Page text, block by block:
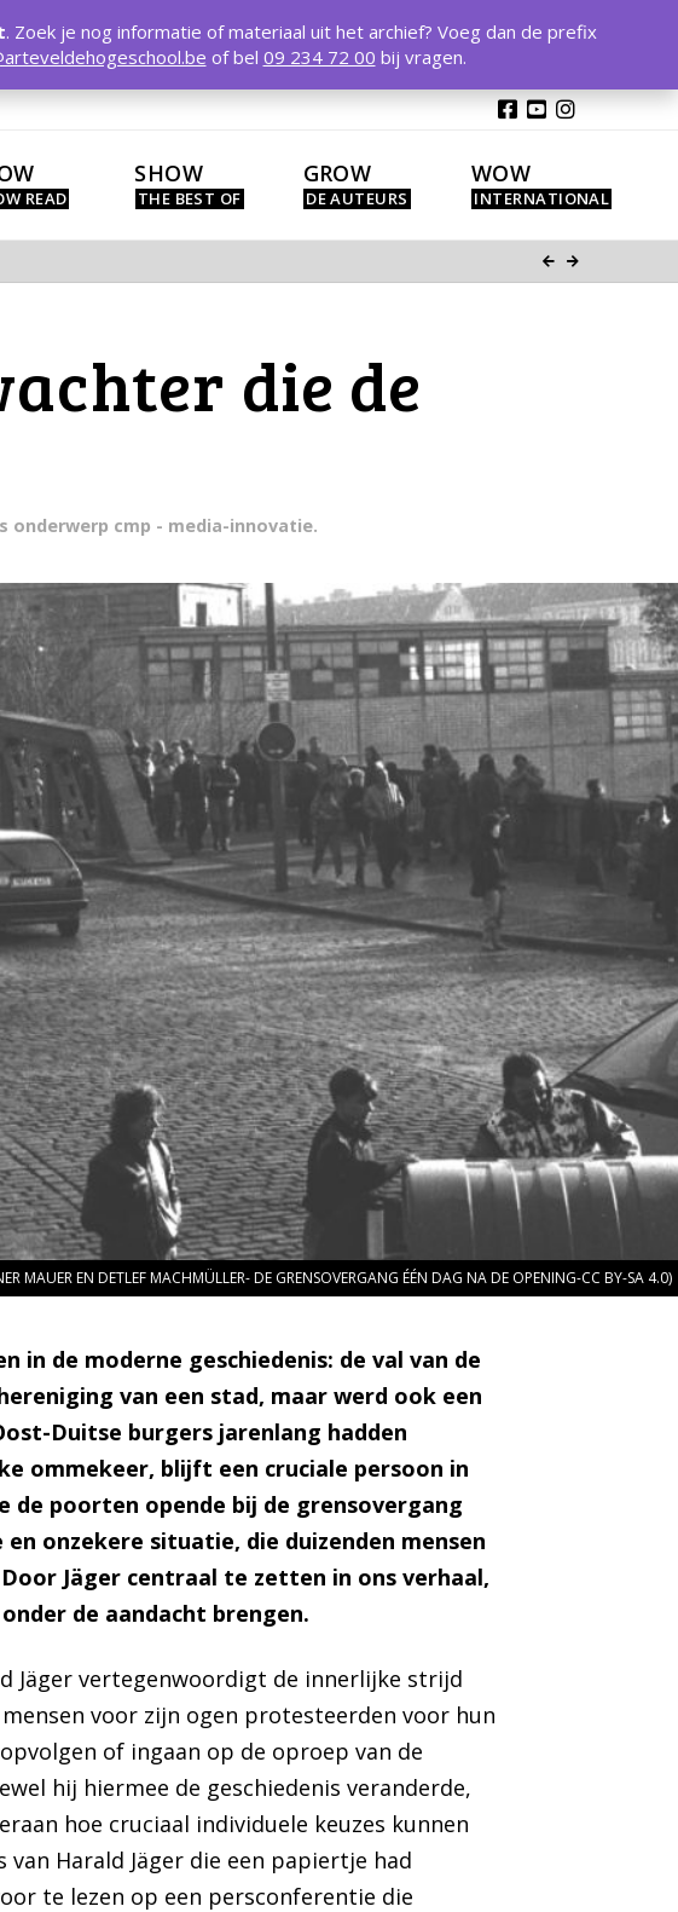
SHOW GROW WOW
die de
cmp - media-innovatie.
MAUER EN DETLEF MACHMÜLLER- DE GRENSOVERGANG ÉÉN DAG NA DE OPENING-CC BY-SA 4.0)
in de moderne geschiedenis: de val van de
van een stad, maar werd ook een
Duitse burgers jarenlang hadden
ommekeer, blijft een cruciale persoon in
de poorten opende bij de grensovergang
onzekere situatie, die duizenden mensen
Jäger centraal te zetten in ons verhaal,
de aandacht brengen.
Jäger vertegenwoordigt de innerlijke strijd
voor zijn ogen protesteerden voor hun
of ingaan op de oproep van de
hij hiermee de geschiedenis veranderde,
hoe cruciaal individuele keuzes kunnen
Harald Jäger die een papiertje had
te lezen op een persconferentie die
. Zoek je nog informatie of materiaal uit het archief? Voeg dan de prefix
of bel 09 234 72 00 bij vragen.